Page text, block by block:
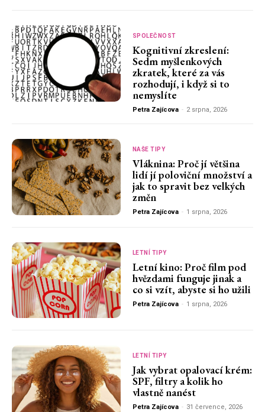
SPOLEČNOST
Kognitivní zkreslení:
Sedm myšlenkových
zkratek, které za vás
rozhodují, i když si to
nemyslíte
Petra Zajícova - 2 srpna, 2026
NAŠE TIPY
Vláknina: Proč jí většina
lidí jí poloviční množství a
jak to spravit bez velkých
změn
Petra Zajícova - 1 srpna, 2026
LETNÍ TIPY
Letní kino: Proč film pod
hvězdami funguje jinak a
co si vzít, abyste si ho užili
Petra Zajícova - 1 srpna, 2026
LETNÍ TIPY
Jak vybrat opalovací krém:
SPF, filtry a kolik ho
vlastně nanést
Petra Zajícova - 31 července, 2026